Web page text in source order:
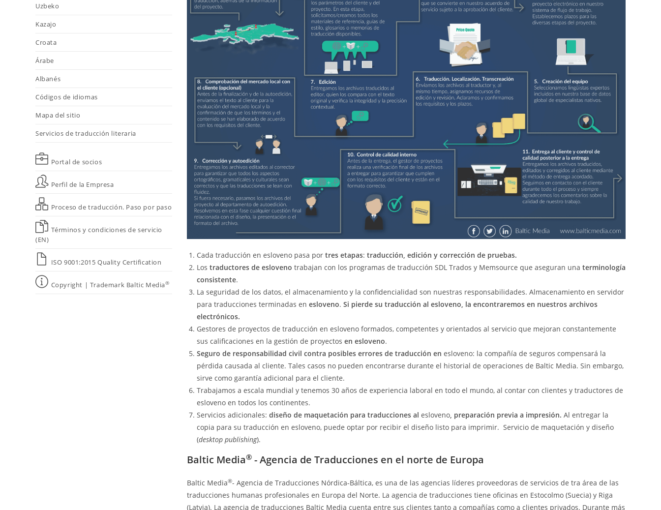
Uzbeko
Kazajo
Croata
Árabe
Albanés
Códigos de idiomas
Mapa del sitio
Servicios de traducción literaria
Portal de socios
Perfil de la Empresa
Proceso de traducción. Paso por paso
Términos y condiciones de servicio
(EN)
ISO 9001:2015 Quality Certification
Copyright | Trademark Baltic Media®
Cada traducción en esloveno pasa por tres etapas: traducción, edición y corrección de pruebas.
Los traductores de esloveno trabajan con los programas de traducción SDL Trados y Memsource que aseguran una terminología
consistente.
La seguridad de los datos, el almacenamiento y la confidencialidad son nuestras responsabilidades. Almacenamiento en servidor
para traducciones terminadas en esloveno. Si pierde su traducción al esloveno, la encontraremos en nuestros archivos
electrónicos.
Gestores de proyectos de traducción en esloveno formados, competentes y orientados al servicio que mejoran constantemente
sus calificaciones en la gestión de proyectos en esloveno.
Seguro de responsabilidad civil contra posibles errores de traducción en esloveno: la compañía de seguros compensará la
pérdida causada al cliente. Tales casos no pueden encontrarse durante el historial de operaciones de Baltic Media. Sin embargo,
sirve como garantía adicional para el cliente.
Trabajamos a escala mundial y tenemos 30 años de experiencia laboral en todo el mundo, al contar con clientes y traductores de
esloveno en todos los continentes.
Servicios adicionales: diseño de maquetación para traducciones al esloveno, preparación previa a impresión. Al entregar la
copia para su traducción en esloveno, puede optar por recibir el diseño listo para imprimir. Servicio de maquetación y diseño
(desktop publishing).
Baltic Media®- Agencia de Traducciones en el norte de Europa
Baltic Media®- Agencia de Traducciones Nórdica-Báltica, es una de las agencias líderes proveedoras de servicios de tra área de las
traducciones humanas profesionales en Europa del Norte. La agencia de traducciones tiene oficinas en Estocolmo (Suecia) y Riga
(Latvia). La agencia de traducciones Baltic Media cuenta entre sus clientes tanto a compañías como a clientes privados. Durante más